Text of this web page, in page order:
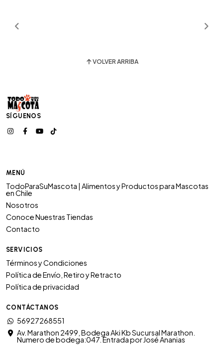
VOLVER ARRIBA
SÍGUENOS
MENÚ
TodoParaSuMascota | Alimentos y Productos para Mascotas
en Chile
Nosotros
Conoce Nuestras Tiendas
Contacto
SERVICIOS
Términos y Condiciones
Política de Envío, Retiro y Retracto
Política de privacidad
CONTÁCTANOS
56927268551
Av. Marathon 2499, Bodega Aki Kb Sucursal Marathon.
Numero de bodega:047. Entrada por José Ananias